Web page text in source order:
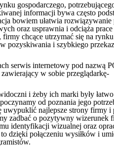
gospodarczego,
informacji bywa często
bowiem ułatwia rozwiązywanie
oraz usprawnia i odciąża prace
chcące utrzymać się na
pozyskiwania i szybkiego
serwis internetowy pod nazwą
w sobie przeglądarkę-
i żeby ich marki były łatwo
od poznania jego
uwypuklić najlepsze strony firmy i
zadbać o pozytywny wizerunek
identyfikacji wizualnej oraz
dzięki połączeniu wysiłków i